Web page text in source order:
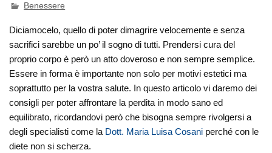
Benessere
Diciamocelo, quello di poter dimagrire velocemente e senza
sacrifici sarebbe un po’ il sogno di tutti. Prendersi cura del
proprio corpo è però un atto doveroso e non sempre semplice.
Essere in forma è importante non solo per motivi estetici ma
soprattutto per la vostra salute. In questo articolo vi daremo dei
consigli per poter affrontare la perdita in modo sano ed
equilibrato, ricordandovi però che bisogna sempre rivolgersi a
degli specialisti come la Dott. Maria Luisa Cosani perché con le
diete non si scherza.